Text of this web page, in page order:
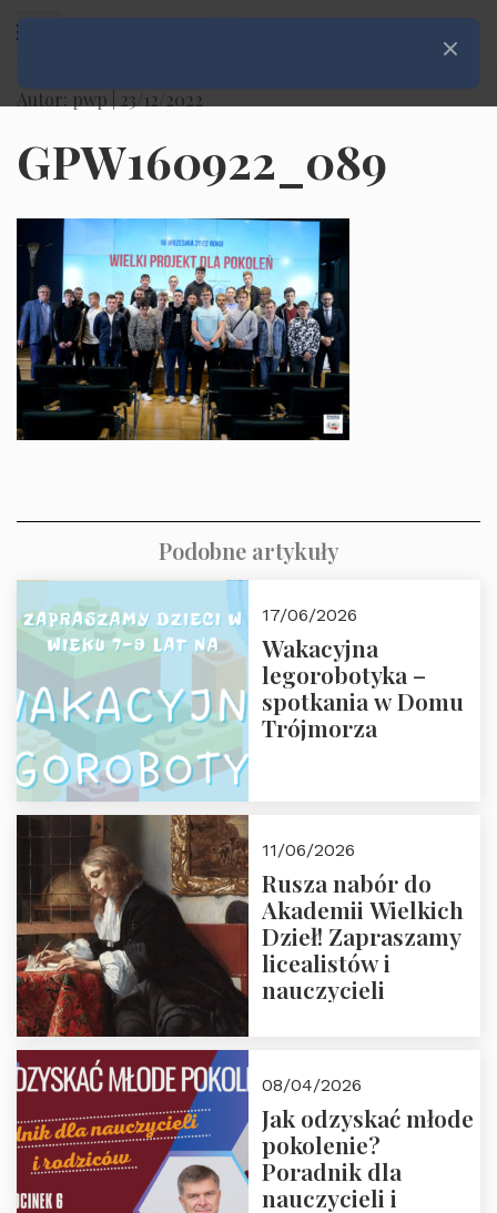
Autor: pwp | 23/12/2022
GPW160922_089
Podobne artykuły
17/06/2026
Wakacyjna
legorobotyka –
spotkania w Domu
Trójmorza
11/06/2026
Rusza nabór do
Akademii Wielkich
Dzieł! Zapraszamy
licealistów i
nauczycieli
08/04/2026
Jak odzyskać młode
pokolenie?
Poradnik dla
nauczycieli i
Zamknij